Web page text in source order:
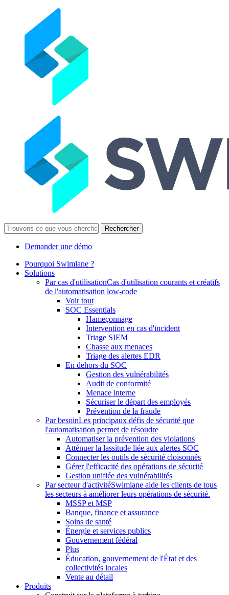
Demander une démo
Pourquoi Swimlane ?
Solutions
Par cas d'utilisationCas d'utilisation courants et créatifs
de l'automatisation low-code
Voir tout
SOC Essentials
Hameçonnage
Intervention en cas d'incident
Triage SIEM
Chasse aux menaces
Triage des alertes EDR
En dehors du SOC
Gestion des vulnérabilités
Audit de conformité
Menace interne
Sécuriser le départ des employés
Prévention de la fraude
Par besoinLes principaux défis de sécurité que
l'automatisation permet de résoudre
Automatiser la prévention des violations
Atténuer la lassitude liée aux alertes SOC
Connecter les outils de sécurité cloisonnés
Gérer l'efficacité des opérations de sécurité
Gestion unifiée des vulnérabilités
Par secteur d'activitéSwimlane aide les clients de tous
les secteurs à améliorer leurs opérations de sécurité.
MSSP et MSP
Banque, finance et assurance
Soins de santé
Énergie et services publics
Gouvernement fédéral
Plus
Éducation, gouvernement de l'État et des
collectivités locales
Vente au détail
Produits